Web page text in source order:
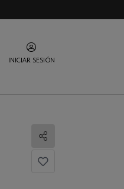
INICIAR SESIÓN
Compartir